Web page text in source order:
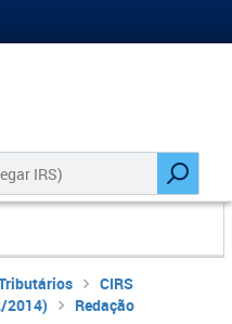
CIRS
2014)
Redação